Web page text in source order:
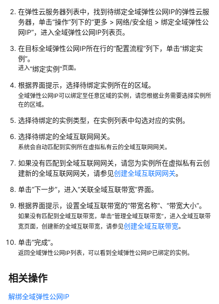
实
例
回
收
站
理
像
管
理
磁
盘
管
弹
网
卡
理
弹
在弹性云服务器列表中，找到待绑定全域弹性公网IP的弹性云服
务器，单击“操作”列下的“更多 > 网络/安全组 > 绑定全域弹性公
网IP”，进入全域弹性公网IP列表页。
在目标全域弹性公网IP所在行的“配置流程”列下，单击“绑定实
例”。
进入“绑定实例”页面。
根据界面提示，选择待绑定实例所在的区域。
全域弹性公网IP可以绑定至任意区域的实例，请您根据业务需要选择实例所
在的区域。
选择待绑定的实例类型，在实例列表中勾选对应的实例。
选择待绑定的全域互联网网关。
系统会自动匹配到实例所在虚拟私有云的全域互联网网关。
如果没有匹配到全域互联网网关，请您为实例所在虚拟私有云创
建新的全域互联网网关，请参见创建全域互联网网关。
单击“下一步”，进入“关联全域互联带宽”界面。
根据界面提示，设置全域互联带宽的“带宽名称”、“带宽大小”。
如果没有匹配到全域互联带宽，单击“管理全域互联带宽”，进入全域互联带
宽页面，创建新的全域互联带宽，请参见创建全域互联带宽。
单击“完成”。
返回全域弹性公网IP列表，可以看到全域弹性公网IP已绑定的实例。
相关操作
解绑全域弹性公网IP